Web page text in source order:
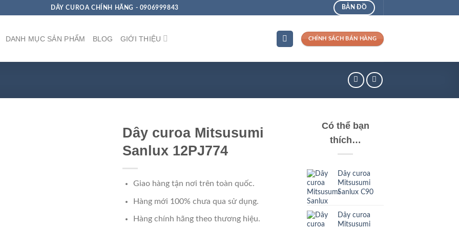
DÂY CUROA CHÍNH HÃNG - 0906999843 BẢN ĐỒ
DANH MỤC SẢN PHẨM BLOG GIỚI THIỆU CHÍNH SÁCH BÁN HÀNG
Dây curoa Mitsusumi
Sanlux 12PJ774
Giao hàng tận nơi trên toàn quốc.
Hàng mới 100% chưa qua sử dụng.
Hàng chính hãng theo thương hiệu.
Có thể bạn
thích…
Dây curoa
Mitsusumi
Sanlux C90
Dây curoa
Mitsusumi